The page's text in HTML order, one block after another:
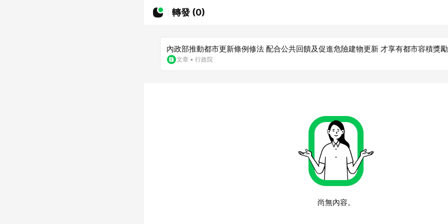
轉發 (0)
內政部推動都市更新條例修法 配合公共回饋及促進危險建物更新 才享有都市容積獎勵
文章 • 行政院
尚無內容。